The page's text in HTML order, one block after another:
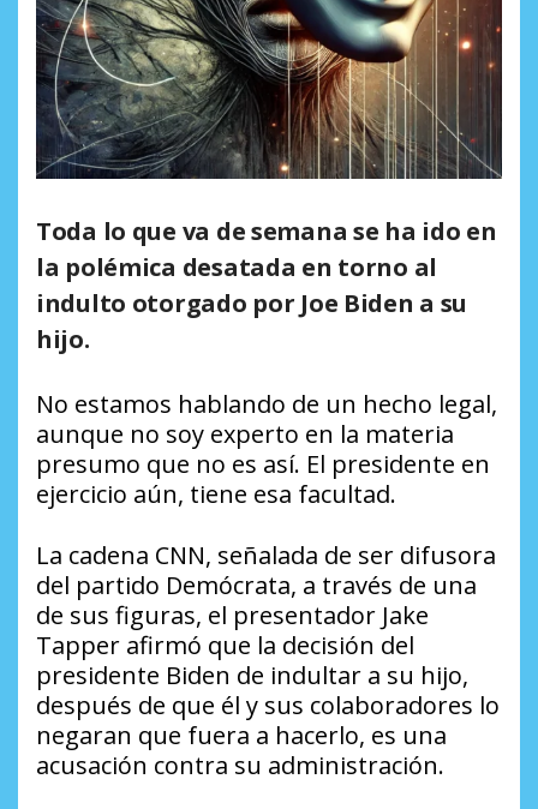
Toda lo que va de semana se ha ido en
la polémica desatada en torno al
indulto otorgado por Joe Biden a su
hijo.
No estamos hablando de un hecho legal,
aunque no soy experto en la materia
presumo que no es así. El presidente en
ejercicio aún, tiene esa facultad.
La cadena CNN, señalada de ser difusora
del partido Demócrata, a través de una
de sus figuras, el presentador Jake
Tapper afirmó que la decisión del
presidente Biden de indultar a su hijo,
después de que él y sus colaboradores lo
negaran que fuera a hacerlo, es una
acusación contra su administración.